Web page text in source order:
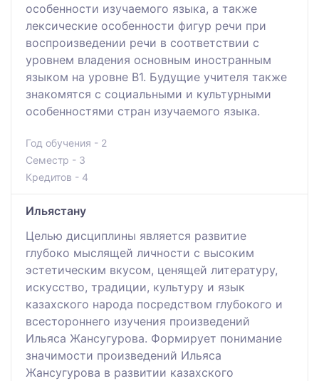
особенности изучаемого языка, а также
лексические особенности фигур речи при
воспроизведении речи в соответствии с
уровнем владения основным иностранным
языком на уровне B1. Будущие учителя также
знакомятся с социальными и культурными
особенностями стран изучаемого языка.
Год обучения - 2
Семестр - 3
Кредитов - 4
Ильястану
Целью дисциплины является развитие
глубоко мыслящей личности с высоким
эстетическим вкусом, ценящей литературу,
искусство, традиции, культуру и язык
казахского народа посредством глубокого и
всестороннего изучения произведений
Ильяса Жансугурова. Формирует понимание
значимости произведений Ильяса
Жансугурова в развитии казахского